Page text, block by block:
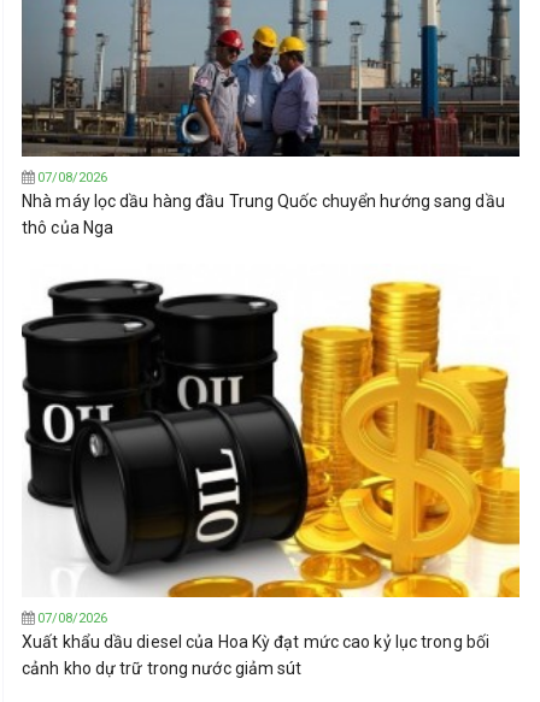
07/08/2026
Nhà máy lọc dầu hàng đầu Trung Quốc chuyển hướng sang dầu
thô của Nga
07/08/2026
Xuất khẩu dầu diesel của Hoa Kỳ đạt mức cao kỷ lục trong bối
cảnh kho dự trữ trong nước giảm sút